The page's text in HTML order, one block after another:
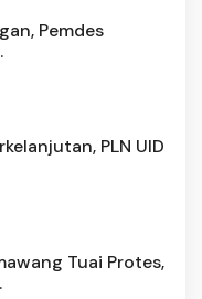
Pemdes
PLN UID
Tuai Protes,